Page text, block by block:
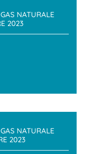
NATURALE
2023
NATURALE
2023